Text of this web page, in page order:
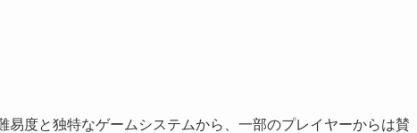
易度と独特なゲームシステムから、一部のプレイヤーからは賛